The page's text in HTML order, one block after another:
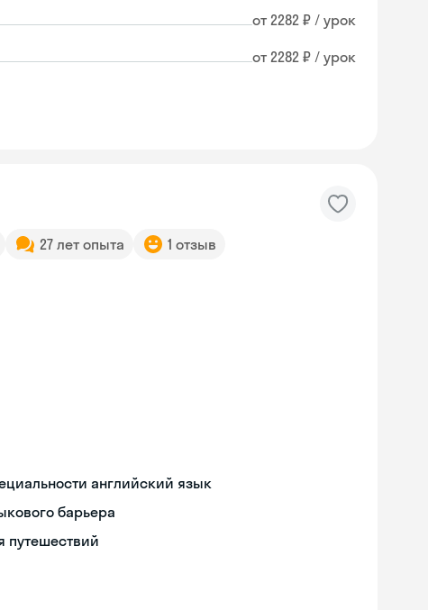
от 2282 ₽ / урок
от 2282 ₽ / урок
27 лет опыта 1 отзыв
английский язык
барьера
путешествий